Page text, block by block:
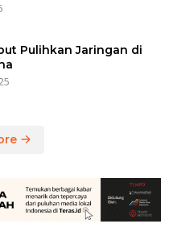
Pulihkan Jaringan di